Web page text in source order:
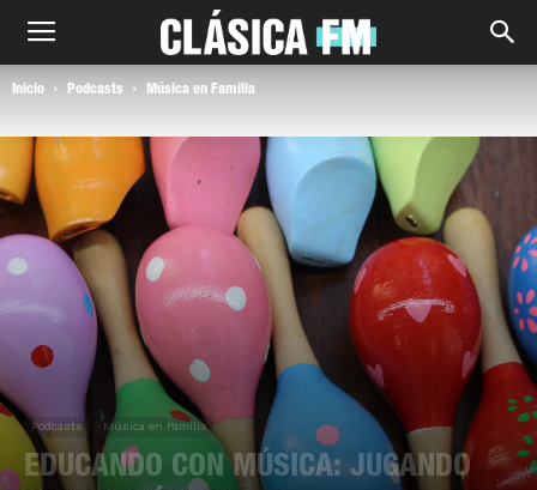
Inicio Podcasts Música en Familia
Podcasts Música en Familia
EDUCANDO CON MÚSICA: JUGANDO